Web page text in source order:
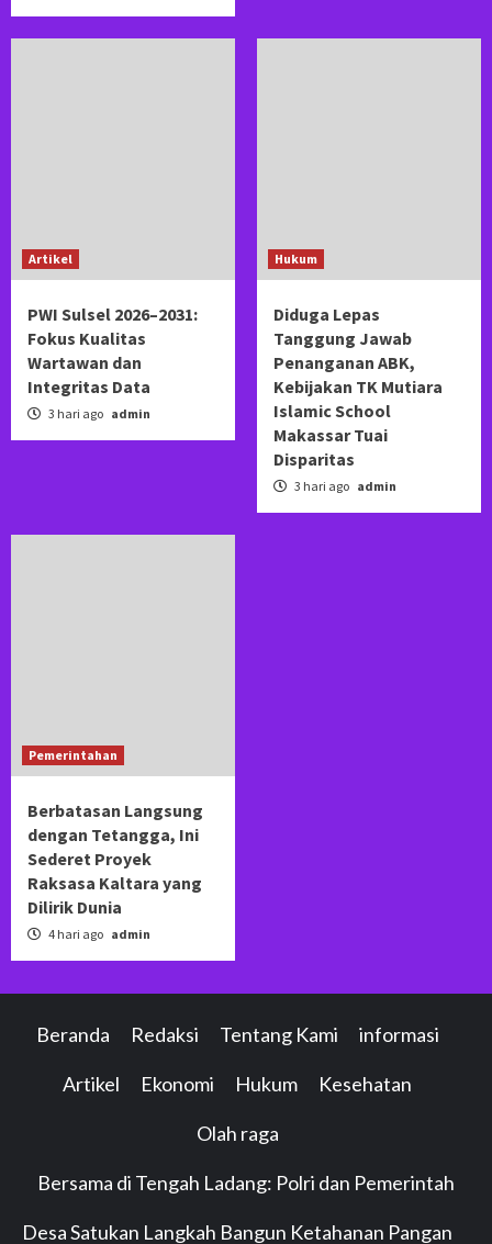
Artikel
PWI Sulsel 2026–2031:
Fokus Kualitas
Wartawan dan
Integritas Data
3 hari ago admin
Hukum
Diduga Lepas
Tanggung Jawab
Penanganan ABK,
Kebijakan TK Mutiara
Islamic School
Makassar Tuai
Disparitas
3 hari ago admin
Pemerintahan
Berbatasan Langsung
dengan Tetangga, Ini
Sederet Proyek
Raksasa Kaltara yang
Dilirik Dunia
4 hari ago admin
Beranda Redaksi Tentang Kami informasi
Artikel Ekonomi Hukum Kesehatan
Olah raga
Bersama di Tengah Ladang: Polri dan Pemerintah
Desa Satukan Langkah Bangun Ketahanan Pangan